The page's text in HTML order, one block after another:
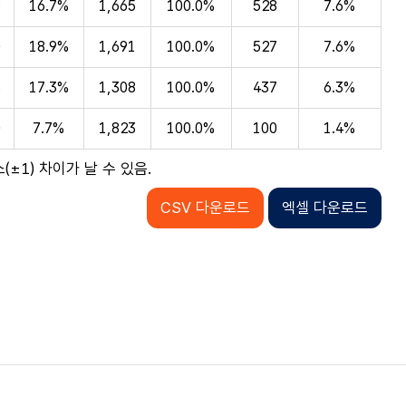
16.7% 1,665 100.0% 528 7.6%
18.9% 1,691 100.0% 527 7.6%
17.3% 1,308 100.0% 437 6.3%
7.7% 1,823 100.0% 100 1.4%
(±1) 차이가 날 수 있음.
CSV 다운로드 엑셀 다운로드